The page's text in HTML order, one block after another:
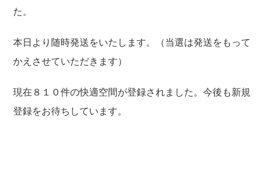
た。
本日より随時発送をいたします。（当選は発送をもって
かえさせていただきます）
現在８１０件の快適空間が登録されました。今後も新規
登録をお待ちしています。